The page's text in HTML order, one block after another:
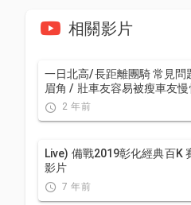
相關影片
一日北高/長距離團騎 常見問
眉角 / 壯車友容易被瘦車友
是這個原因...？ / 風場配速法
2 年前
Live) 備戰2019彰化經典百K 賽前攻略 (已完賽請看新
影片
7 年前